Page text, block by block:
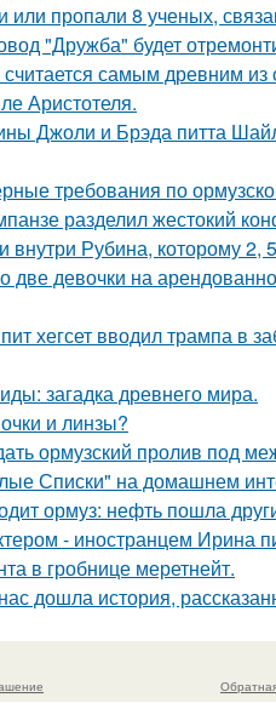
пропали 8 ученых,
"Дружба" будет
самым древним
Аристотеля.
Джоли и Брэда питта
требования по
разделил жестокий
внутри Рубина, которому 2,
две девочки на
хегсет вводил трампа в
загадка древнего мира.
и линзы?
ормузский пролив под
Списки" на домашнем
ормуз: нефть пошла
- иностранцем Ирина
в гробнице меретнейт.
дошла история,